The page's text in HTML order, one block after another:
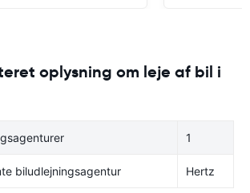
oplysning om leje af bil i
1
biludlejningsagentur Hertz